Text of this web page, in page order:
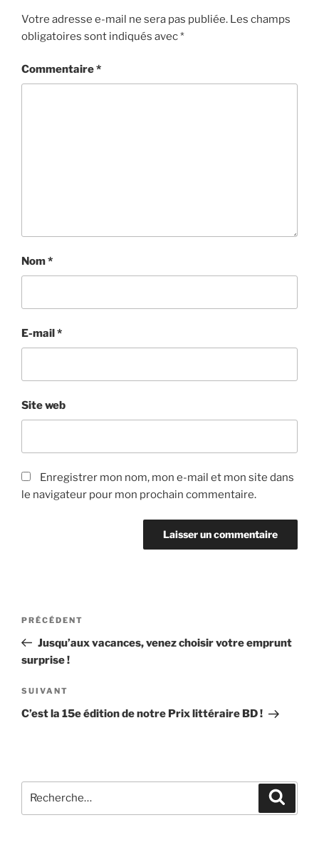
Votre adresse e-mail ne sera pas publiée. Les champs
obligatoires sont indiqués avec*
Commentaire*
Nom*
E-mail*
Site web
Enregistrer mon nom, mon e-mail et mon site dans
le navigateur pour mon prochain commentaire.
Navigation
l’article
Article
précédent
PRÉCÉDENT
Jusqu’aux vacances, venez choisir votre emprunt
surprise !
Article
suivant
SUIVANT
C’est la 15e édition de notre Prix littéraire BD !
pour